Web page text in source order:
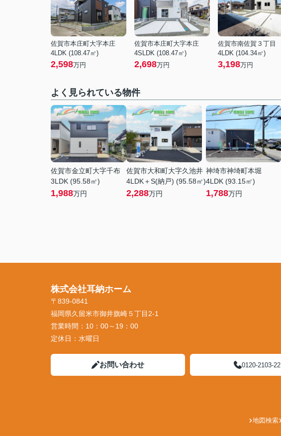
佐賀市本庄町大字本庄
4LDK (108.47㎡)
2,598万円
佐賀市本庄町大字本庄
4SLDK (108.47㎡)
2,698万円
佐賀市南佐賀３丁目
4LDK (104.34㎡)
3,198万円
よく見られている物件
佐賀市金立町大字千布
3LDK (95.58㎡)
1,988万円
佐賀市大和町大字久池井
4LDK＋S(納戸) (95.58㎡)
2,288万円
神埼市神埼町本堀
4LDK (93.15㎡)
1,788万円
株式会社耳納ホーム
〒839-0841
福岡県久留米市御井旗崎５丁目2-1
営業時間： 10：00～19：00
定休日： 水曜日
お問い合わせ 0120-2103-22
地図検索